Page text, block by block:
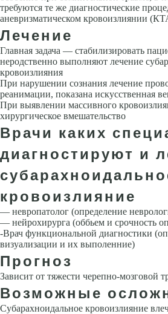
требуются те же диагностические
аневризматическом кровоизлиянии
Лечение
Главная задача — стабилизировать
неродственно выполняют лечение
кровоизлияния
При нарушении сознания лечение
реанимации, показана искусственная
При выявлении массивного
хирургическое вмешательство
Врачи каких
диагностируют и
кровоизлияние
— невропатолог (определение
— нейрохирурга (оббьем и срочность
-Врач функциональной диагностики
визуализации и их выполенние)
Прогноз
Зависит от тяжести черепно-мозговой
Возможные
Субарахноидальное кровоизлияние